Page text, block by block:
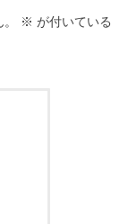
※ が付いている